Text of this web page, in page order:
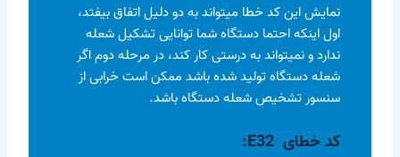
نمایش این کد خطا میتواند به دو دلیل اتفاق بیفتد،
اول اینکه احتما دستگاه شما توانایی تشکیل شعله
ندارد و نمیتواند به درستی کار کند، در مرحله دوم اگر
شعله دستگاه تولید شده باشد ممکن است خرابی از
سنسور تشخیص شعله دستگاه باشد.
کد خطای E32 :